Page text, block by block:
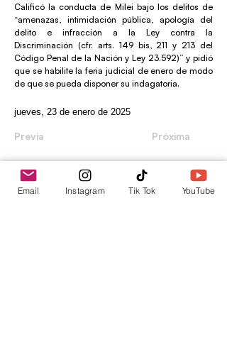
Calificó la conducta de Milei bajo los delitos de
“amenazas, intimidación pública, apología del
delito e infracción a la Ley contra la
Discriminación (cfr. arts. 149 bis, 211 y 213 del
Código Penal de la Nación y Ley 23.592)” y pidió
que se habilite la feria judicial de enero de modo
de que se pueda disponer su indagatoria.
jueves, 23 de enero de 2025
Previa Próxima
envica
Email Instagram Tik Tok YouTube